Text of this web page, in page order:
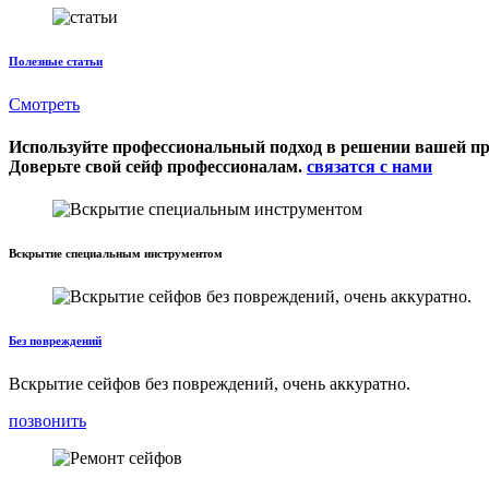
Полезные статьи
Смотреть
Используйте профессиональный подход в решении вашей
Доверьте свой сейф профессионалам. связатся с нами
Вскрытие специальным инструментом
Без повреждений
Вскрытие сейфов без повреждений, очень аккуратно.
позвонить